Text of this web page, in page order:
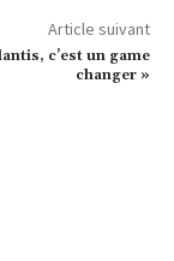
Article suivant
c’est un game
changer »